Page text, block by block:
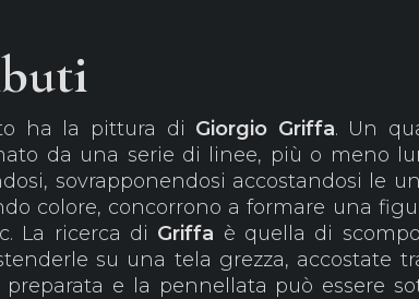
ha la pittura di Giorgio Griffa. Un
da una serie di linee, più o meno
sovrapponendosi accostandosi le
colore, concorrono a formare una
La ricerca di Griffa è quella di
su una tela grezza, accostate
e la pennellata può essere